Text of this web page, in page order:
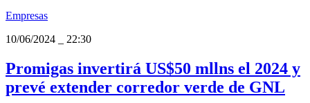
Empresas
10/06/2024
22:30
Promigas invertirá US$50 mllns el 2024 y
prevé extender corredor verde de GNL